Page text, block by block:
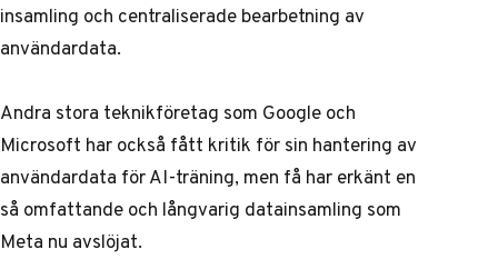
insamling och centraliserade bearbetning av
användardata.
Andra stora teknikföretag som Google och
Microsoft har också fått kritik för sin hantering av
användardata för AI-träning, men få har erkänt en
så omfattande och långvarig datainsamling som
Meta nu avslöjat.